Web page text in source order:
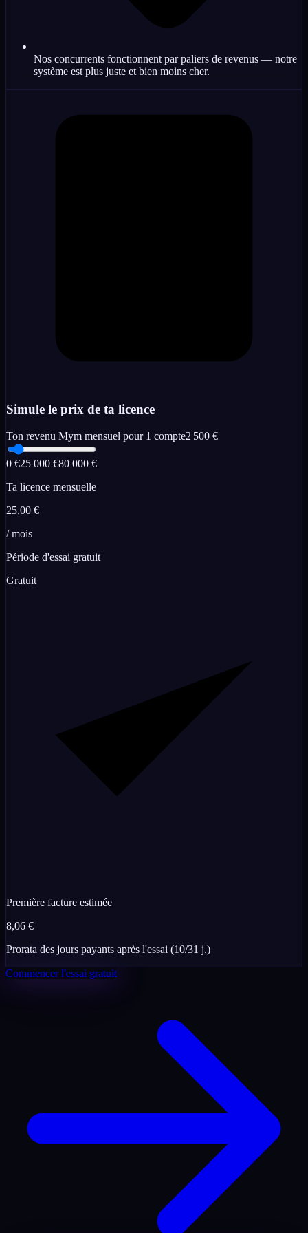
Nos concurrents fonctionnent par paliers de revenus — notre
système est plus juste et bien moins cher.
Simule le prix de ta licence
Ton revenu Mym mensuel pour 1 compte2 500 €
0 €25 000 €80 000 €
Ta licence mensuelle
25,00 €
/ mois
Période d'essai gratuit
Gratuit
Première facture estimée
8,06 €
Prorata des jours payants après l'essai (10/31 j.)
Commencer l'essai gratuit